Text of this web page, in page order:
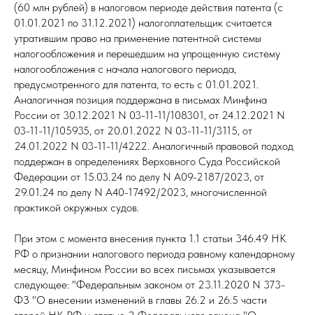
(60 млн рублей) в налоговом периоде действия патента (с
01.01.2021 по 31.12.2021) налогоплательщик считается
утратившим право на применение патентной системы
налогообложения и перешедшим на упрощенную систему
налогообложения с начала налогового периода,
предусмотренного для патента, то есть с 01.01.2021.
Аналогичная позиция поддержана в письмах Минфина
России от 30.12.2021 N 03-11-11/108301, от 24.12.2021 N
03-11-11/105935, от 20.01.2022 N 03-11-11/3115, от
24.01.2022 N 03-11-11/4222. Аналогичный правовой подход
поддержан в определениях Верховного Суда Российской
Федерации от 15.03.24 по делу N А09-2187/2023, от
29.01.24 по делу N А40-17492/2023, многочисленной
практикой окружных судов.
При этом с момента внесения пункта 1.1 статьи 346.49 НК
РФ о признании налогового периода равному календарному
месяцу, Минфином России во всех письмах указывается
следующее: "Федеральным законом от 23.11.2020 N 373-
ФЗ "О внесении изменений в главы 26.2 и 26.5 части